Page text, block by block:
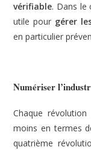
vérifiable. Dans le
utile pour gérer
en particulier
Numériser
Chaque révolution
moins en termes
quatrième